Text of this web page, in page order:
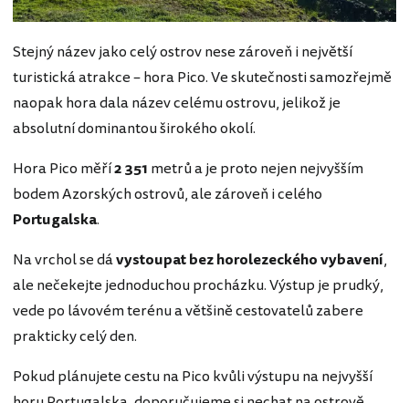
Stejný název jako celý ostrov nese zároveň i největší
turistická atrakce – hora Pico. Ve skutečnosti samozřejmě
naopak hora dala název celému ostrovu, jelikož je
absolutní dominantou širokého okolí.
Hora Pico měří2 351 metrů a je proto nejen nejvyšším
bodem Azorských ostrovů, ale zároveň i celého
Portugalska.
Na vrchol se dávystoupat bez horolezeckého vybavení,
ale nečekejte jednoduchou procházku. Výstup je prudký,
vede po lávovém terénu a většině cestovatelů zabere
prakticky celý den.
Pokud plánujete cestu na Pico kvůli výstupu na nejvyšší